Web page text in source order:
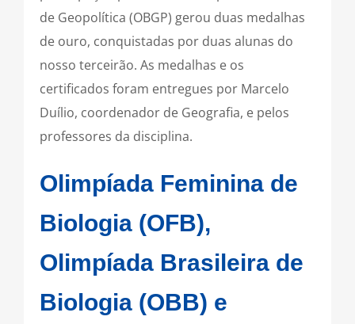
de Geopolítica (OBGP) gerou duas medalhas
de ouro, conquistadas por duas alunas do
nosso terceirão. As medalhas e os
certificados foram entregues por Marcelo
Duílio, coordenador de Geografia, e pelos
professores da disciplina.
Olimpíada Feminina de
Biologia (OFB),
Olimpíada Brasileira de
Biologia (OBB) e